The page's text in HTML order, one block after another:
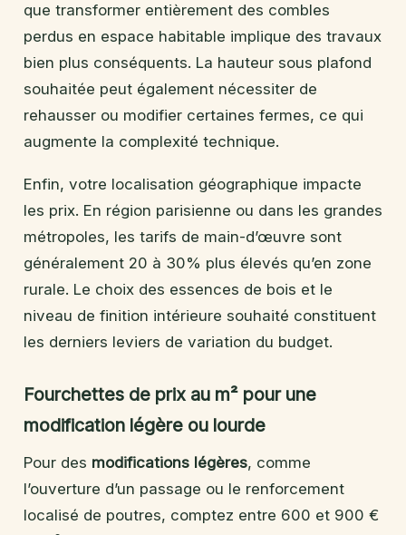
que transformer entièrement des combles
perdus en espace habitable implique des travaux
bien plus conséquents. La hauteur sous plafond
souhaitée peut également nécessiter de
rehausser ou modifier certaines fermes, ce qui
augmente la complexité technique.
Enfin, votre localisation géographique impacte
les prix. En région parisienne ou dans les grandes
métropoles, les tarifs de main-d’œuvre sont
généralement 20 à 30% plus élevés qu’en zone
rurale. Le choix des essences de bois et le
niveau de finition intérieure souhaité constituent
les derniers leviers de variation du budget.
Fourchettes de prix au m² pour une
modification légère ou lourde
Pour des modifications légères, comme
l’ouverture d’un passage ou le renforcement
localisé de poutres, comptez entre 600 et 900 €